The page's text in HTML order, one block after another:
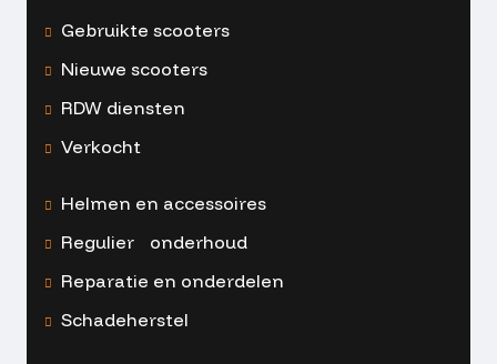
Gebruikte scooters
Nieuwe scooters
RDW diensten
Verkocht
Helmen en accessoires
Regulier onderhoud
Reparatie en onderdelen
Schadeherstel